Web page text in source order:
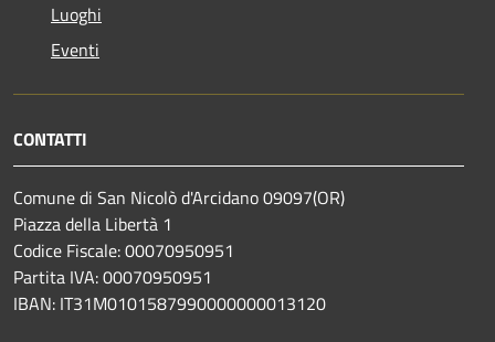
Luoghi
Eventi
CONTATTI
Comune di San Nicolò d'Arcidano 09097(OR)
Piazza della Libertà 1
Codice Fiscale: 00070950951
Partita IVA: 00070950951
IBAN: IT31M0101587990000000013120